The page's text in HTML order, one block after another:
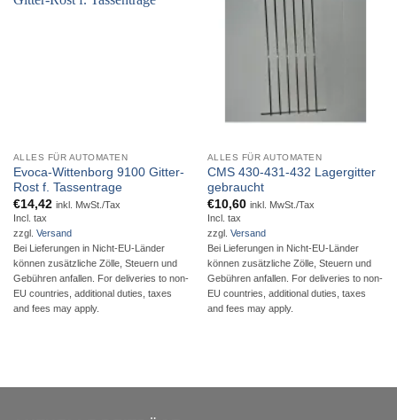
ALLES FÜR AUTOMATEN
Evoca-Wittenborg 9100 Gitter-
Rost f. Tassentrage
€14,42 inkl. MwSt./Tax
Incl. tax
zzgl. Versand
Bei Lieferungen in Nicht-EU-Länder
können zusätzliche Zölle, Steuern und
Gebühren anfallen. For deliveries to non-
EU countries, additional duties, taxes
and fees may apply.
ALLES FÜR AUTOMATEN
CMS 430-431-432 Lagergitter
gebraucht
€10,60 inkl. MwSt./Tax
Incl. tax
zzgl. Versand
Bei Lieferungen in Nicht-EU-Länder
können zusätzliche Zölle, Steuern und
Gebühren anfallen. For deliveries to non-
EU countries, additional duties, taxes
and fees may apply.